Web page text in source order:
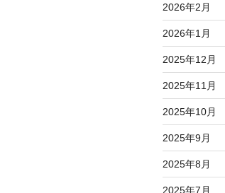
2026年2月
2026年1月
2025年12月
2025年11月
2025年10月
2025年9月
2025年8月
2025年7月